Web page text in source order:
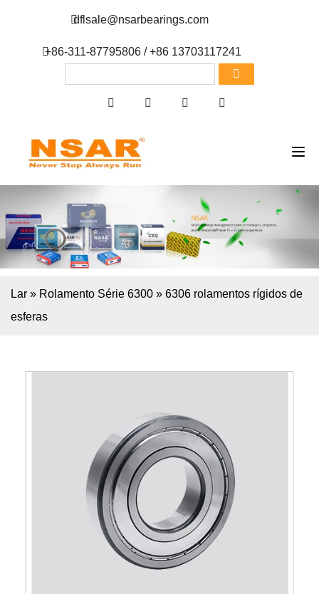
dflsale@nsarbearings.com
+86-311-87795806 / +86 13703117241
Lar » Rolamento Série 6300 » 6306 rolamentos rígidos de
esferas